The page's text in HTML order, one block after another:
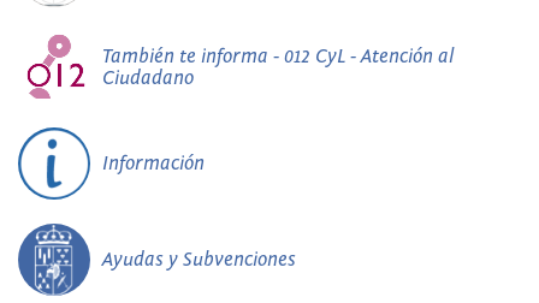
También te informa - 012 CyL - Atención al
Ciudadano
Información
Ayudas y Subvenciones